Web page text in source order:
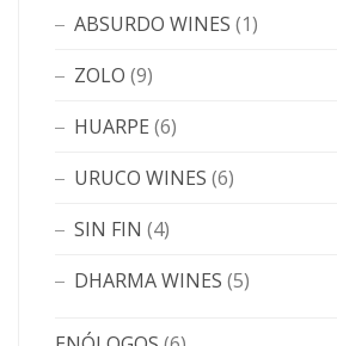
ABSURDO WINES (1)
ZOLO (9)
HUARPE (6)
URUCO WINES (6)
SIN FIN (4)
DHARMA WINES (5)